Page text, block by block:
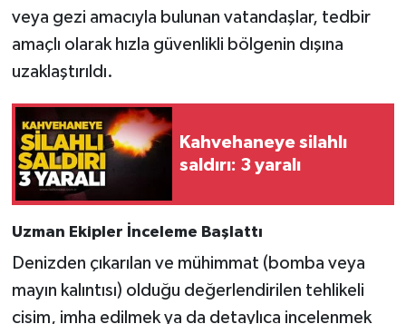
veya gezi amacıyla bulunan vatandaşlar, tedbir
amaçlı olarak hızla güvenlikli bölgenin dışına
uzaklaştırıldı.
Kahvehaneye silahlı
saldırı: 3 yaralı
Uzman Ekipler İnceleme Başlattı
Denizden çıkarılan ve mühimmat (bomba veya
mayın kalıntısı) olduğu değerlendirilen tehlikeli
cisim, imha edilmek ya da detaylıca incelenmek
SİYASET
Spor
Ulusal
Yaşam